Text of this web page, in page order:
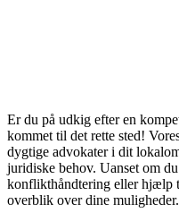
Er du på udkig efter en
kommet til det rette sted!
dygtige advokater i dit
juridiske behov. Uanset om
konflikthåndtering eller hjælp
overblik over dine muligheder.